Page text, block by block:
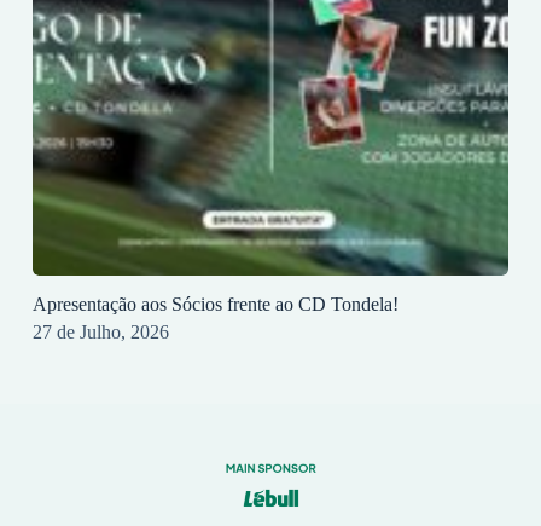
Apresentação aos Sócios frente ao CD Tondela!
27 de Julho, 2026